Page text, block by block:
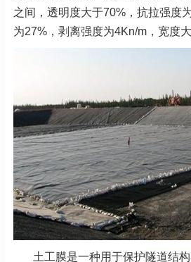
之间，透明度大于70%，抗拉强度
为27%，剥离强度为4Kn/m，宽度大
土工膜是一种用于保护隧道结